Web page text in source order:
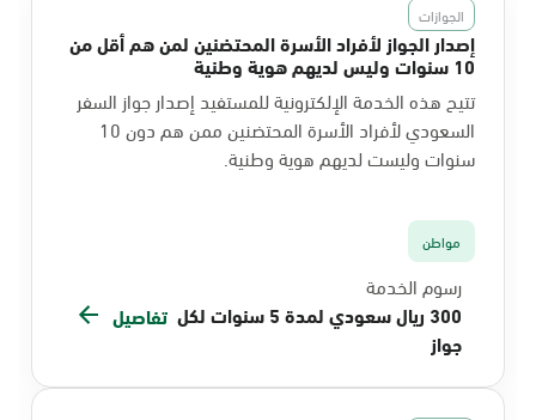
الجوازات
إصدار الجواز لأفراد الأسرة المحتضنين لمن هم أقل من
10 سنوات وليس لديهم هوية وطنية
تتيح هذه الخدمة الإلكترونية للمستفيد إصدار جواز السفر
السعودي لأفراد الأسرة المحتضنين ممن هم دون 10
سنوات وليست لديهم هوية وطنية.
مواطن
رسوم الخدمة
300 ريال سعودي لمدة 5 سنوات لكل
جواز
تفاصيل